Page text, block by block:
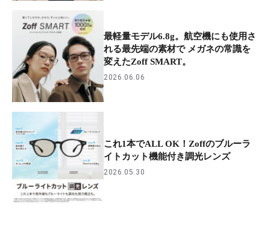
最軽量モデル6.8g。航空機にも使用さ
れる最先端の素材で メガネの常識を
変えたZoff SMART。
2026.06.06
これ1本でALL OK！Zoffのブルーラ
イトカット機能付き調光レンズ
2026.05.30